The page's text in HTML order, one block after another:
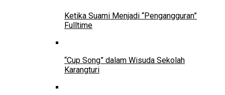
Ketika Suami Menjadi “Pengangguran”
Fulltime
“Cup Song” dalam Wisuda Sekolah
Karangturi